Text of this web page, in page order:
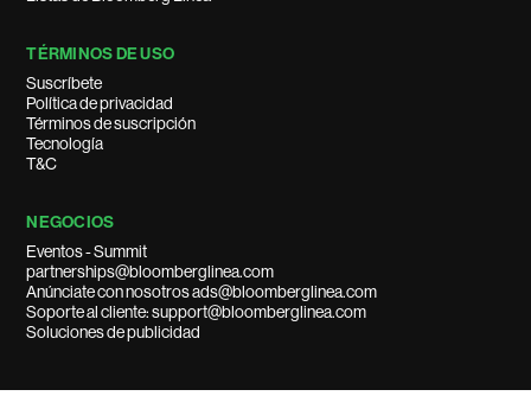
TÉRMINOS DE USO
Suscríbete
Política de privacidad
Términos de suscripción
Tecnología
T&C
NEGOCIOS
Eventos - Summit
partnerships@bloomberglinea.com
Anúnciate con nosotros ads@bloomberglinea.com
Soporte al cliente: support@bloomberglinea.com
Soluciones de publicidad